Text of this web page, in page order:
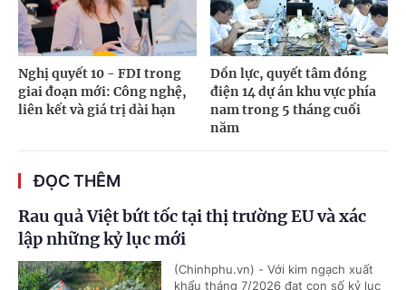
Nghị quyết 10 - FDI trong
giai đoạn mới: Công nghệ,
liên kết và giá trị dài hạn
Dồn lực, quyết tâm đóng
điện 14 dự án khu vực phía
nam trong 5 tháng cuối
năm
ĐỌC THÊM
Rau quả Việt bứt tốc tại thị trường EU và xác
lập những kỷ lục mới
(Chinhphu.vn) - Với kim ngạch xuất
khẩu tháng 7/2026 đạt con số kỷ lục